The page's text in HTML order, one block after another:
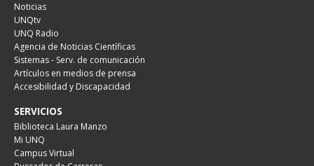
Noticias
UNQtv
UNQ Radio
Agencia de Noticias Científicas
Sistemas - Serv. de comunicación
Artículos en medios de prensa
Accesibilidad y Discapacidad
SERVICIOS
Biblioteca Laura Manzo
Mi UNQ
Campus Virtual